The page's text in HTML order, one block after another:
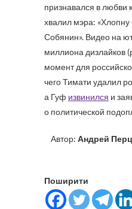
признавался в любви
хвалил мэра: «Хлопну
Собянин». Видео на
миллиона дизлайков
момент для
чего Тимати удалил
а Гуф извинился и
о политической
Автор: Андрей
Поширити